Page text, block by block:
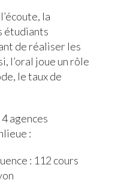
la
étudiants
de réaliser les
l’oral joue un rôle
le taux de
agences
:
: 112 cours